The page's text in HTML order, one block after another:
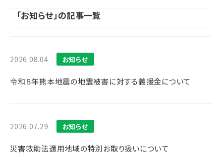
「お知らせ」の記事一覧
2026.08.04 お知らせ
令和８年熊本地震の地震被害に対する義援金について
2026.07.29 お知らせ
災害救助法適用地域の特別お取り扱いについて